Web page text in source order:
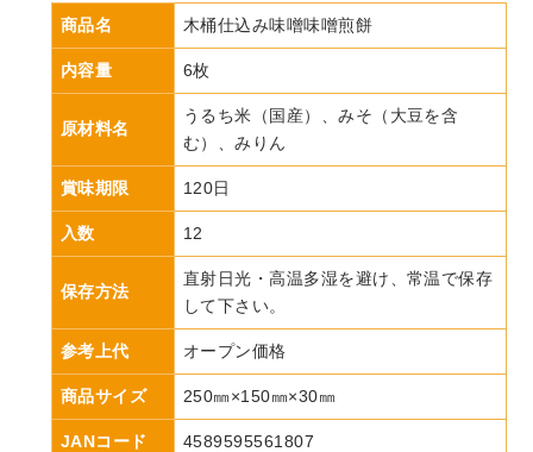
商品名 木桶仕込み味噌味噌煎餅
内容量 6枚
原材料名
うるち米（国産）、みそ（大豆を含
む）、みりん
賞味期限 120日
入数 12
保存方法
直射日光・高温多湿を避け、常温で保存
して下さい。
参考上代 オープン価格
商品サイズ 250㎜×150㎜×30㎜
JANコード 4589595561807